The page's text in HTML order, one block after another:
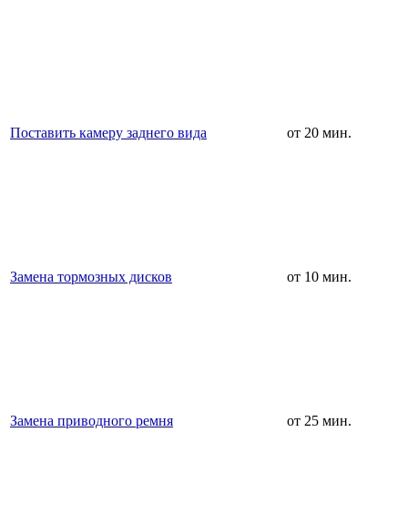
Поставить камеру заднего вида от 20 мин.
Замена тормозных дисков от 10 мин.
Замена приводного ремня от 25 мин.